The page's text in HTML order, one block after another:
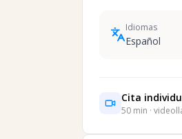
Idiomas
Español
Cita
50 min ·